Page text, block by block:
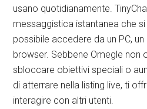
usano quotidianamente.
messaggistica istantanea che
possibile accedere da un PC,
browser. Sebbene Omegle non
sbloccare obiettivi speciali o
di atterrare nella listing live, ti
interagire con altri utenti.